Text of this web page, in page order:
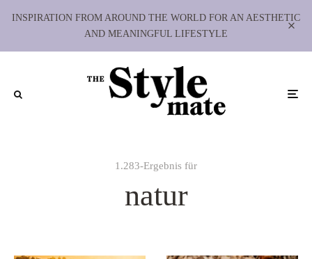
INSPIRATION FROM AROUND THE WORLD FOR AN AESTHETIC
AND MEANINGFUL LIFESTYLE
1.283-Ergebnis für
natur